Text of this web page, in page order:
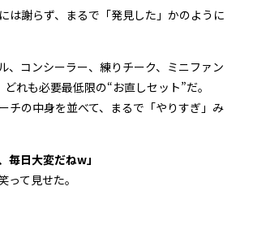
は謝らず、まるで「発見した」かのように
、コンシーラー、練りチーク、ミニファン
れも必要最低限の“お直しセット”だ。
チの中身を並べて、まるで「やりすぎ」み
毎日大変だねw」
って見せた。